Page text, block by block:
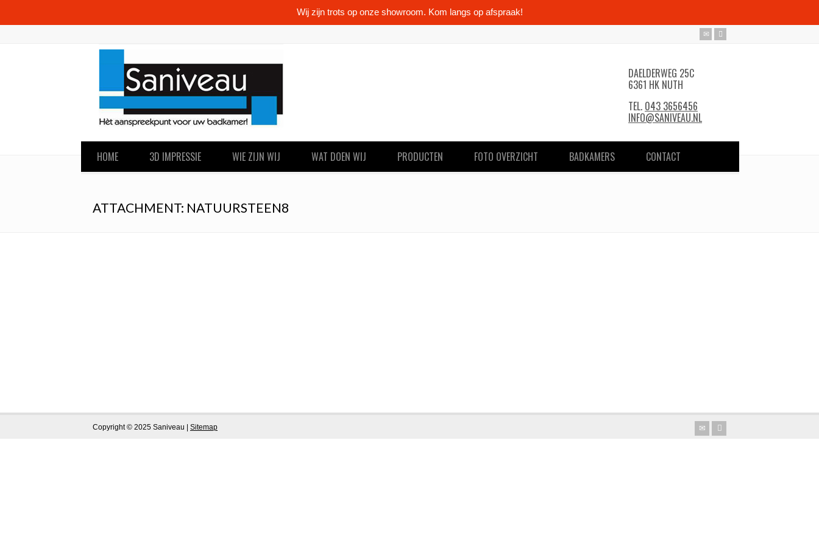
Wij zijn trots op onze showroom. Kom langs op afspraak!
DAELDERWEG 25C
6361 HK NUTH
TEL. 043 3656456
INFO@SANIVEAU.NL
HOME 3D IMPRESSIE WIE ZIJN WIJ WAT DOEN WIJ PRODUCTEN FOTO OVERZICHT BADKAMERS CONTACT
ATTACHMENT: NATUURSTEEN8
Copyright © 2025 Saniveau | Sitemap